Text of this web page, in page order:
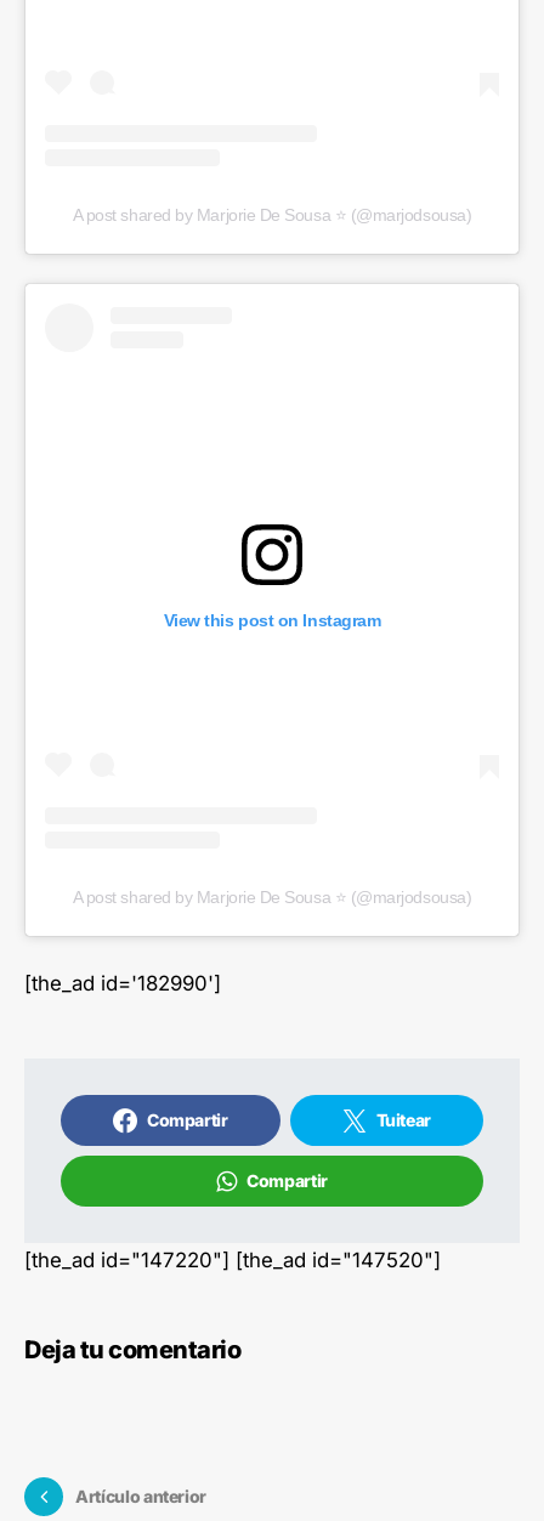
A post shared by Marjorie De Sousa ⭐️ (@marjodsousa)
View this post on Instagram
A post shared by Marjorie De Sousa ⭐️ (@marjodsousa)
[the_ad id='182990']
Compartir Tuitear
Compartir
[the_ad id="147220"] [the_ad id="147520"]
Deja tu comentario
Artículo anterior